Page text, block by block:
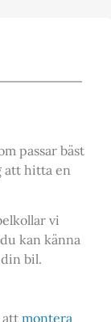
passar bäst
att hitta en
vi
kan känna
bil.
att montera